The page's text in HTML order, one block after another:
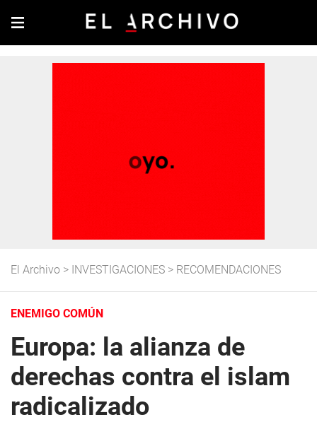
El Archivo > INVESTIGACIONES > RECOMENDACIONES
ENEMIGO COMÚN
Europa: la alianza de
derechas contra el islam
radicalizado